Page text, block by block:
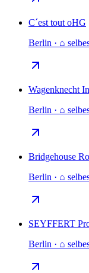
C´est tout oHG
Berlin · ⌂
Wagenknecht
Berlin · ⌂
Bridgehouse
Berlin · ⌂
SEYFFERT
Berlin · ⌂